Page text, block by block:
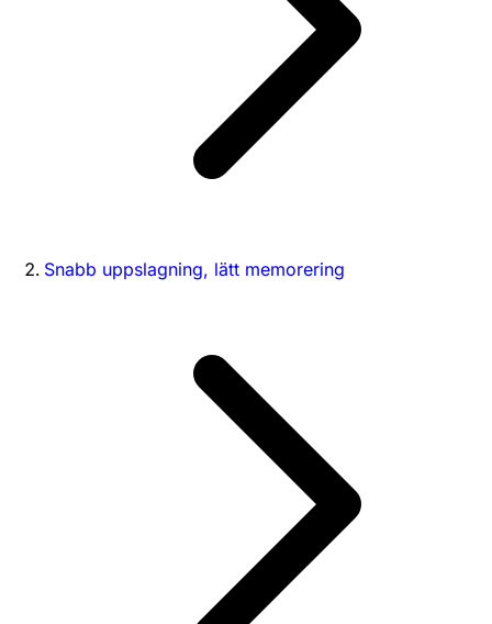
Snabb uppslagning, lätt memorering